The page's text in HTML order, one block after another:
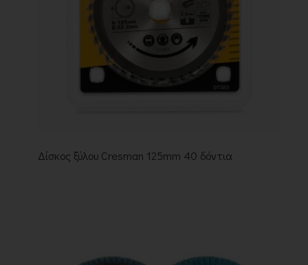
Δίσκος ξύλου Cresman 125mm 40 δόντια